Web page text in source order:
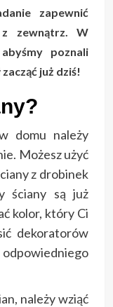
zapewnić
zewnątrz. W
poznali
już dziś!
domu należy
Możesz użyć
z drobinek
ściany są już
kolor, który Ci
dekoratorów
należy wziąć